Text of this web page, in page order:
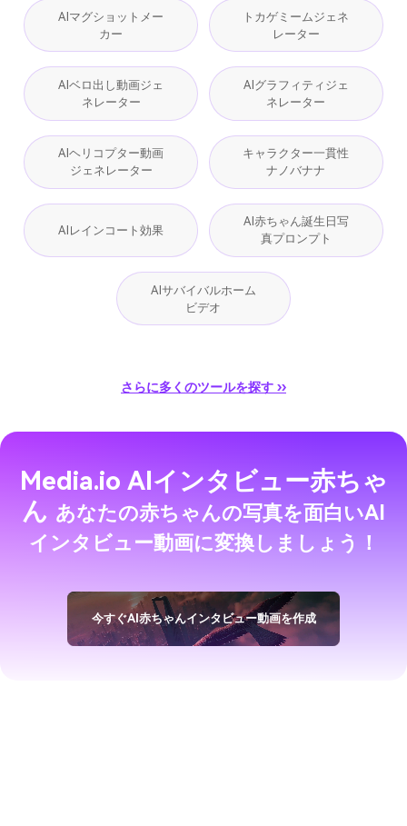
AIマグショットメー
カー
トカゲミームジェネ
レーター
AIベロ出し動画ジェ
ネレーター
AIグラフィティジェ
ネレーター
AIヘリコプター動画
ジェネレーター
キャラクター一貫性
ナノバナナ
AIレインコート効果
AI赤ちゃん誕生日写
真プロンプト
AIサバイバルホーム
ビデオ
さらに多くのツールを探す ››
Media.io AIインタビュー赤ちゃ
ん あなたの赤ちゃんの写真を面白いAI
インタビュー動画に変換しましょう！
今すぐAI赤ちゃんインタビュー動画を作成